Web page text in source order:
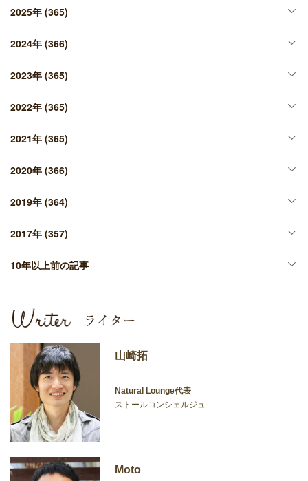
2025年 (365)
2024年 (366)
2023年 (365)
2022年 (365)
2021年 (365)
2020年 (366)
2019年 (364)
2017年 (357)
10年以上前の記事
山崎拓
Natural Lounge代表
ストールコンシェルジュ
Moto